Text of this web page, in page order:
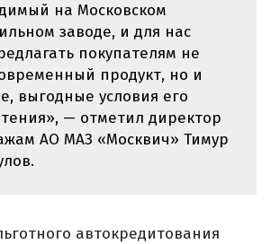
на Московском
заводе, и для нас
покупателям не
продукт, но и
выгодные условия его
— отметил директор
АО МАЗ «Москвич» Тимур
автокредитования